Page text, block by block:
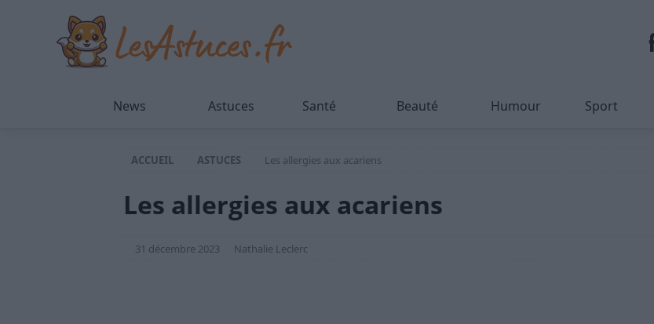
News Astuces Santé Beauté Humour Sport
ACCUEIL ASTUCES Les allergies aux acariens
Les allergies aux acariens
31 décembre 2023 Nathalie Leclerc